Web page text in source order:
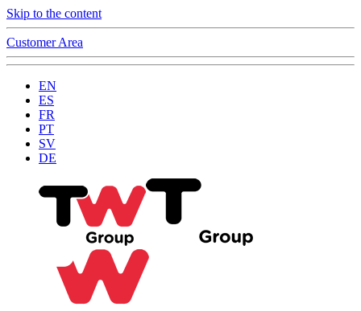
Skip to the content
Customer Area
EN
ES
FR
PT
SV
DE